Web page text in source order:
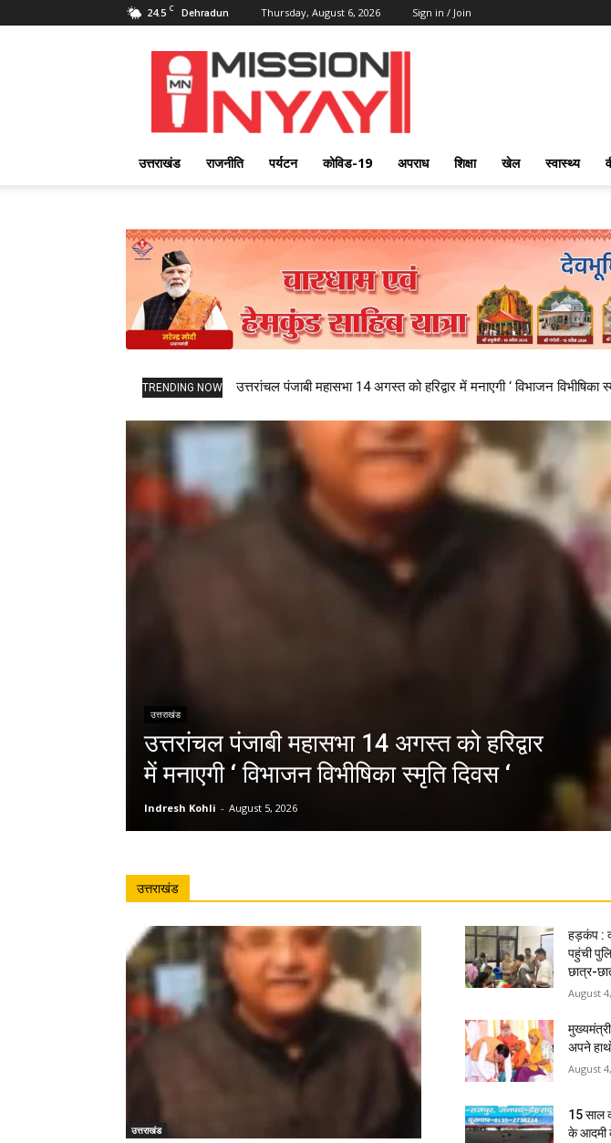
24.5 C Dehradun Thursday, August 6, 2026 Sign in / Join
Mission
Nyay
उत्तराखंड राजनीति पर्यटन कोविड-19 अपराध शिक्षा खेल स्वास्थ्य
TRENDING NOW उत्तरांचल पंजाबी महासभा 14 अगस्त को हरिद्वार में मनाएगी ‘ विभाजन विभीषिका
उत्तराखंड
उत्तरांचल पंजाबी महासभा 14 अगस्त को हरिद्वार
में मनाएगी ‘ विभाजन विभीषिका स्मृति दिवस ‘
Indresh Kohli - August 5, 2026
उत्तराखंड
उत्तराखंड
हड़कंप :
पहुंची
छात्र-
August
अपने
August
15 साल
के आदमी